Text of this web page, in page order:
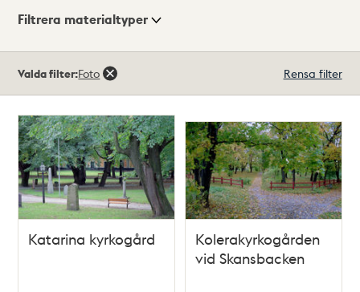
Visningsläge
Filtrera materialtyper
träffar
Valda filter:Foto Rensa filter
Katarina kyrkogård
Kolerakyrkogården
vid Skansbacken